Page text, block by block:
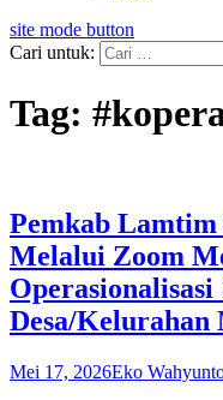
site mode button
Cari untuk:
Tag:
Pemkab
Melalui Zoom
Operasionalisasi
Desa/Kelurahan
Mei 17, 2026Eko